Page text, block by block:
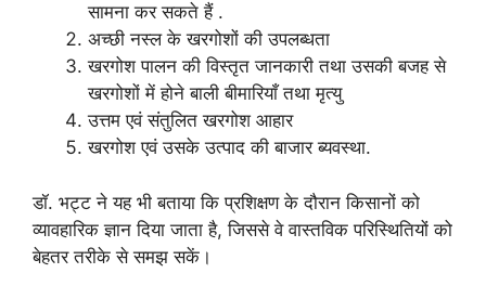
सामना कर सकते हैं .
अच्छी नस्ल के खरगोशों की उपलब्धता
खरगोश पालन की विस्तृत जानकारी तथा उसकी बजह से
खरगोशों में होने बाली बीमारियाँ तथा मृत्यु
उत्तम एवं संतुलित खरगोश आहार
खरगोश एवं उसके उत्पाद की बाजार ब्यवस्था.
डॉ. भट्ट ने यह भी बताया कि प्रशिक्षण के दौरान किसानों को
व्यावहारिक ज्ञान दिया जाता है, जिससे वे वास्तविक परिस्थितियों को
बेहतर तरीके से समझ सकें।